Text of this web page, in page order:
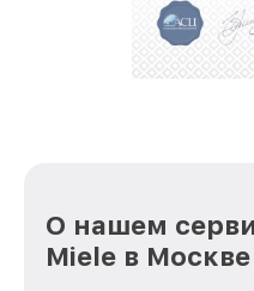
О нашем
Miele в Москве